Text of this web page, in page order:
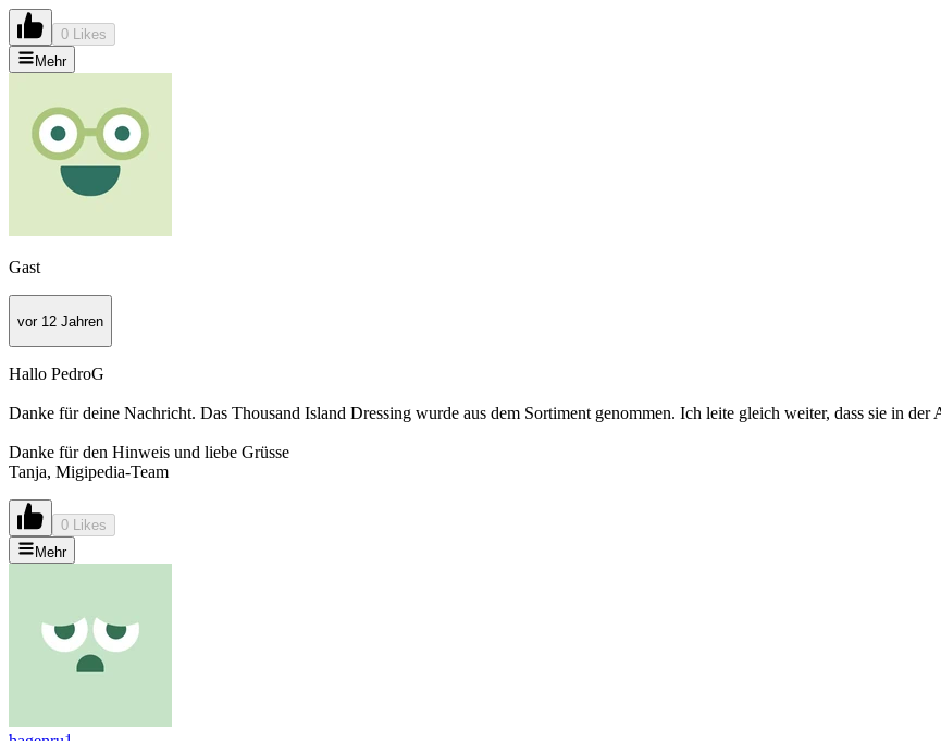
0 Likes
Mehr
Gast
vor 12 Jahren
Hallo PedroG
Danke für deine Nachricht. Das Thousand Island Dressing wurde aus dem Sortiment genommen. Ich leite gleich weiter, dass sie in der
Danke für den Hinweis und liebe Grüsse
Tanja, Migipedia-Team
0 Likes
Mehr